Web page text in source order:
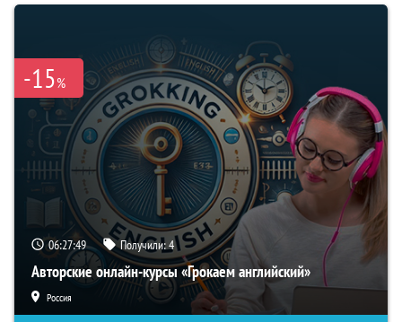
-15%
06:27:48 Получили:4
Авторские онлайн-курсы «Грокаем английский»
Россия